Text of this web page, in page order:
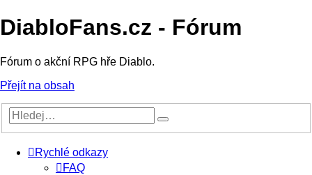
DiabloFans.cz - Fórum
Fórum o akční RPG hře Diablo.
Přejít na obsah
Rychlé odkazy
FAQ